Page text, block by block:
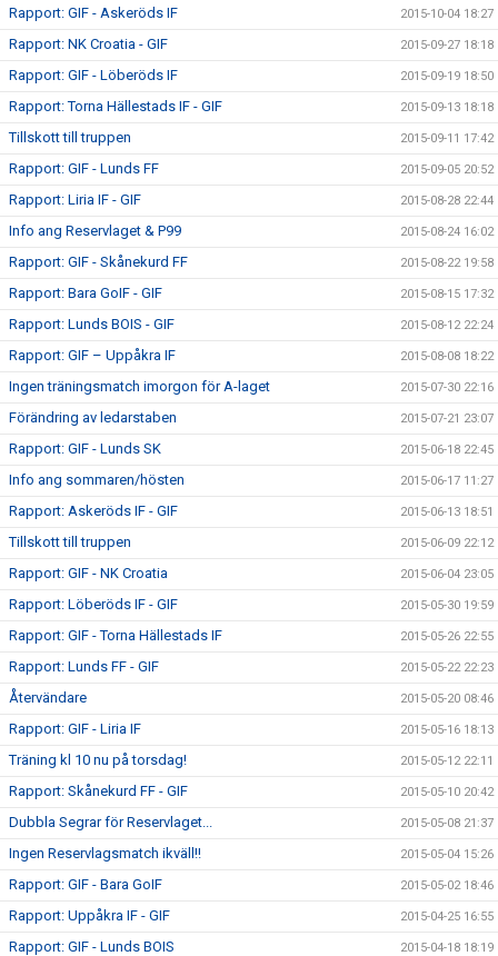
Rapport: GIF - Askeröds IF 2015-10-04 18:27
Rapport: NK Croatia - GIF 2015-09-27 18:18
Rapport: GIF - Löberöds IF 2015-09-19 18:50
Rapport: Torna Hällestads IF - GIF 2015-09-13 18:18
Tillskott till truppen 2015-09-11 17:42
Rapport: GIF - Lunds FF 2015-09-05 20:52
Rapport: Liria IF - GIF 2015-08-28 22:44
Info ang Reservlaget & P99 2015-08-24 16:02
Rapport: GIF - Skånekurd FF 2015-08-22 19:58
Rapport: Bara GoIF - GIF 2015-08-15 17:32
Rapport: Lunds BOIS - GIF 2015-08-12 22:24
Rapport: GIF – Uppåkra IF 2015-08-08 18:22
Ingen träningsmatch imorgon för A-laget 2015-07-30 22:16
Förändring av ledarstaben 2015-07-21 23:07
Rapport: GIF - Lunds SK 2015-06-18 22:45
Info ang sommaren/hösten 2015-06-17 11:27
Rapport: Askeröds IF - GIF 2015-06-13 18:51
Tillskott till truppen 2015-06-09 22:12
Rapport: GIF - NK Croatia 2015-06-04 23:05
Rapport: Löberöds IF - GIF 2015-05-30 19:59
Rapport: GIF - Torna Hällestads IF 2015-05-26 22:55
Rapport: Lunds FF - GIF 2015-05-22 22:23
Återvändare 2015-05-20 08:46
Rapport: GIF - Liria IF 2015-05-16 18:13
Träning kl 10 nu på torsdag! 2015-05-12 22:11
Rapport: Skånekurd FF - GIF 2015-05-10 20:42
Dubbla Segrar för Reservlaget... 2015-05-08 21:37
Ingen Reservlagsmatch ikväll!! 2015-05-04 15:26
Rapport: GIF - Bara GoIF 2015-05-02 18:46
Rapport: Uppåkra IF - GIF 2015-04-25 16:55
Rapport: GIF - Lunds BOIS 2015-04-18 18:19